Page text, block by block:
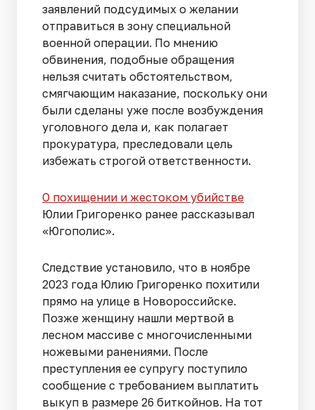
заявлений подсудимых о желании
отправиться в зону специальной
военной операции. По мнению
обвинения, подобные обращения
нельзя считать обстоятельством,
смягчающим наказание, поскольку они
были сделаны уже после возбуждения
уголовного дела и, как полагает
прокуратура, преследовали цель
избежать строгой ответственности.
О похищении и жестоком убийстве
Юлии Григоренко ранее рассказывал
«Югополис».
Следствие установило, что в ноябре
2023 года Юлию Григоренко похитили
прямо на улице в Новороссийске.
Позже женщину нашли мертвой в
лесном массиве с многочисленными
ножевыми ранениями. После
преступления ее супругу поступило
сообщение с требованием выплатить
выкуп в размере 26 биткойнов. На тот